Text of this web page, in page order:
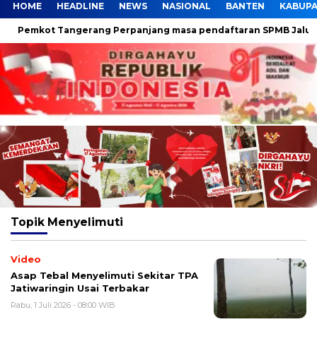
HOME HEADLINE NEWS NASIONAL BANTEN
Tangerang Perpanjang masa pendaftaran SPMB Jalur
Topik Menyelimuti
Video
Asap Tebal Menyelimuti Sekitar TPA
Jatiwaringin Usai Terbakar
Rabu, 1 Juli 2026 - 08:00 WIB